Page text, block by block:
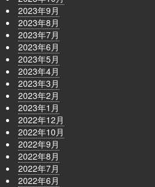
2023年9月
2023年8月
2023年7月
2023年6月
2023年5月
2023年4月
2023年3月
2023年2月
2023年1月
2022年12月
2022年10月
2022年9月
2022年8月
2022年7月
2022年6月